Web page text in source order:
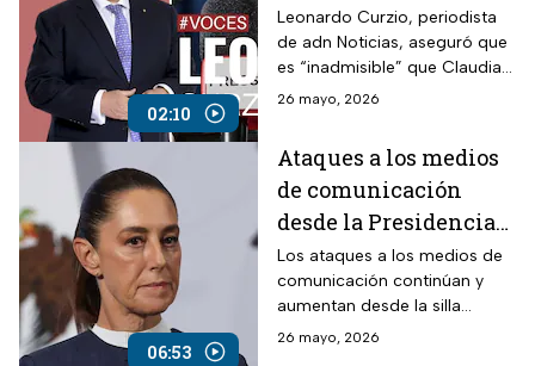
02:10
Curzio
Leonardo Curzio, periodista
de adn Noticias, aseguró que
es “inadmisible” que Claudia
Sheinbaum nos diga qué ver y
últimas consecuencias la
libertad de los medios.
26 mayo, 2026
06:53
Ataques a los medios
de comunicación
desde la Presidencia
de la República
siguen escalando
Los ataques a los medios de
comunicación continúan y
aumentan desde la silla
presidencial mediante la
26 mayo, 2026